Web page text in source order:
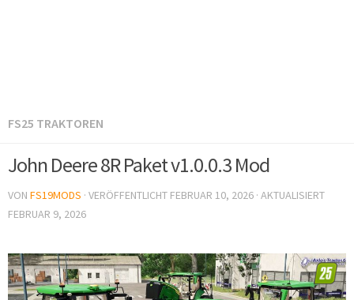
FS25 TRAKTOREN
John Deere 8R Paket v1.0.0.3 Mod
VON FS19MODS · VERÖFFENTLICHT FEBRUAR 10, 2026 · AKTUALISIERT
FEBRUAR 9, 2026